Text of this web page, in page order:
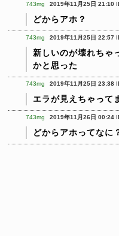
743mg 2019年11月25日 21:10
どからアホ？
743mg 2019年11月25日 22:57
新しいのが壊れちゃ
かと思った
743mg 2019年11月25日 23:38
エラが見えちゃって
743mg 2019年11月26日 00:24
どからアホってなに